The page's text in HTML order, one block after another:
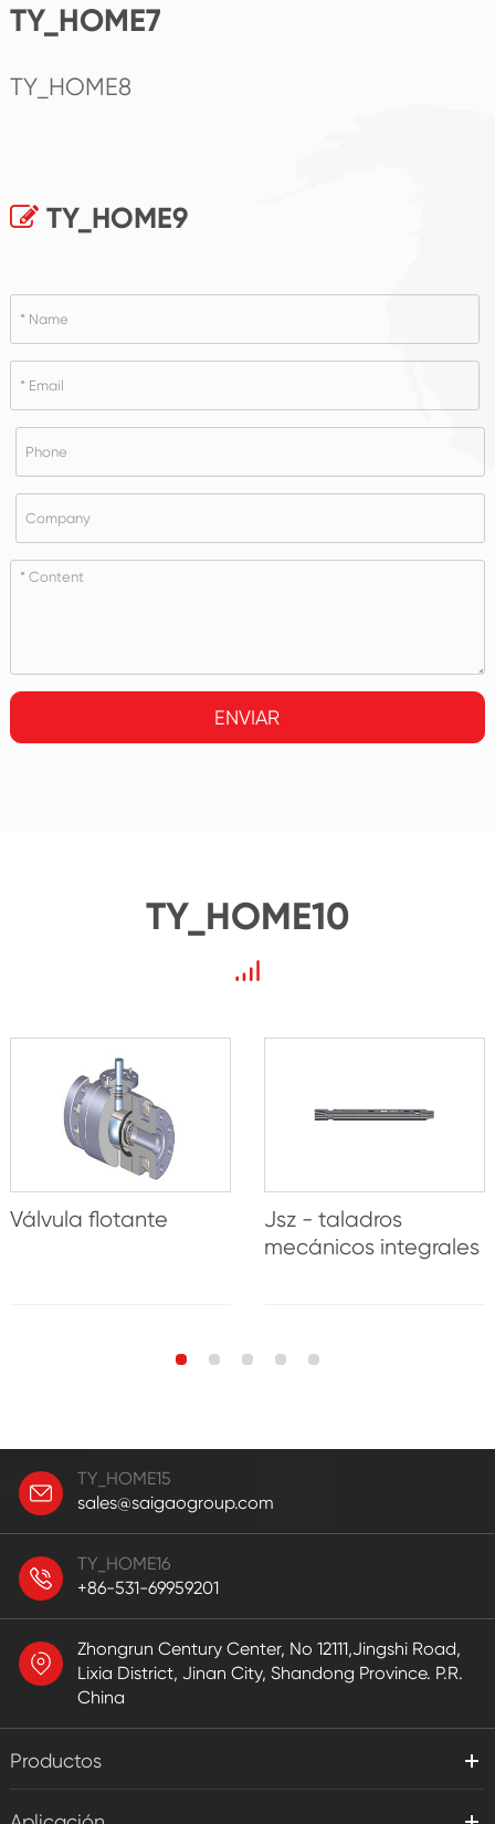
TY_HOME7
TY_HOME8
TY_HOME9
ENVIAR
TY_HOME10
Válvula flotante
Jsz - taladros
mecánicos integrales
TY_HOME15
sales@saigaogroup.com
TY_HOME16
+86-531-69959201
Zhongrun Century Center, No 12111,Jingshi Road,
Lixia District, Jinan City, Shandong Province. P.R.
China
Productos